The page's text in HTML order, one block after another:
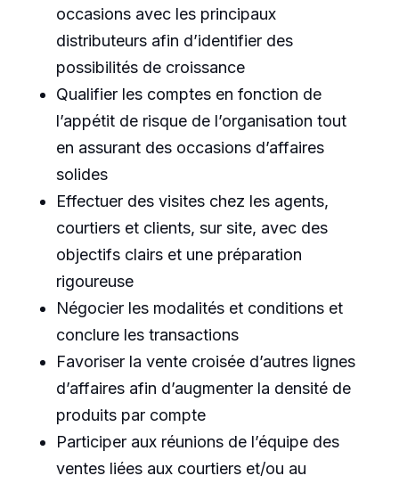
occasions avec les principaux
distributeurs afin d’identifier des
possibilités de croissance
Qualifier les comptes en fonction de
l’appétit de risque de l’organisation tout
en assurant des occasions d’affaires
solides
Effectuer des visites chez les agents,
courtiers et clients, sur site, avec des
objectifs clairs et une préparation
rigoureuse
Négocier les modalités et conditions et
conclure les transactions
Favoriser la vente croisée d’autres lignes
d’affaires afin d’augmenter la densité de
produits par compte
Participer aux réunions de l’équipe des
ventes liées aux courtiers et/ou au